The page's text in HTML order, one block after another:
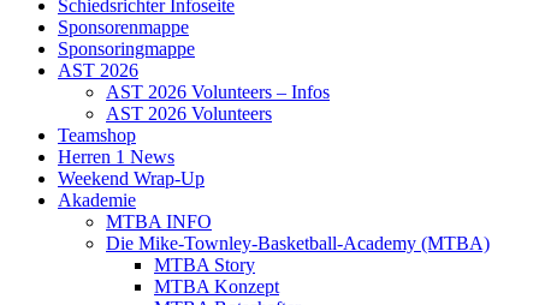
Schiedsrichter Infoseite
Sponsorenmappe
Sponsoringmappe
AST 2026
AST 2026 Volunteers – Infos
AST 2026 Volunteers
Teamshop
Herren 1 News
Weekend Wrap-Up
Akademie
MTBA INFO
Die Mike-Townley-Basketball-Academy (MTBA)
MTBA Story
MTBA Konzept